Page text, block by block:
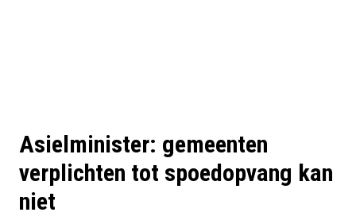
Asielminister: gemeenten
verplichten tot spoedopvang kan
niet